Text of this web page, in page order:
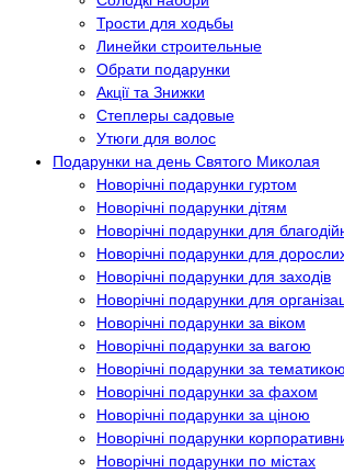
Трости для ходьбы
Линейки строительные
Обрати подарунки
Акції та Знижки
Степлеры садовые
Утюги для волос
Подарунки на день Святого Миколая
Новорічні подарунки гуртом
Новорічні подарунки дітям
Новорічні подарунки для
Новорічні подарунки для
Новорічні подарунки для заходів
Новорічні подарунки для
Новорічні подарунки за віком
Новорічні подарунки за вагою
Новорічні подарунки за тематикою
Новорічні подарунки за фахом
Новорічні подарунки за ціною
Новорічні подарунки
Новорічні подарунки по містах